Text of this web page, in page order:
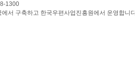
1300
서 구축하고 한국우편사업진흥원에서 운영합니